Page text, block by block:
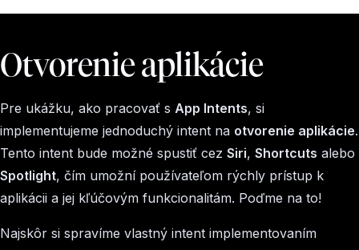
Otvorenie aplikácie
Pre ukážku, ako pracovať s App Intents, si
implementujeme jednoduchý intent na otvorenie aplikácie.
Tento intent bude možné spustiť cez Siri, Shortcuts alebo
Spotlight, čím umožní používateľom rýchly prístup k
aplikácii a jej kľúčovým funkcionalitám. Poďme na to!
Najskôr si spravíme vlastný intent implementovaním